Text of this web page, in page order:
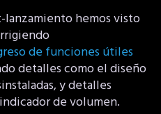
lanzamiento hemos visto
de funciones útiles
detalles como el diseño
y detalles
de volumen.